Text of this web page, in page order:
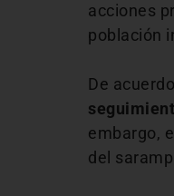
acciones
población
De
embargo,
del